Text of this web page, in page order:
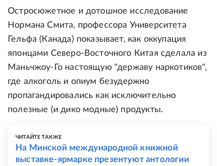
Остросюжетное и дотошное исследование
Нормана Смита, профессора Университета
Гельфа (Канада) показывает, как оккупация
японцами Северо-Восточного Китая сделала из
Маньчжоу-Го настоящую "державу наркотиков",
где алкоголь и опиум безудержно
пропагандировались как исключительно
полезные (и дико модные) продукты.
ЧИТАЙТЕ ТАКЖЕ
На Минской международной книжной
выставке-ярмарке презентуют антологии